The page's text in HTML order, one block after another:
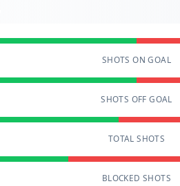
SHOTS ON GOAL
SHOTS OFF GOAL
TOTAL SHOTS
BLOCKED SHOTS